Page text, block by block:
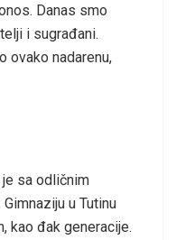
Danas smo
i sugrađani.
ovako nadarenu,
je sa odličnim
u Tutinu
kao đak generacije.